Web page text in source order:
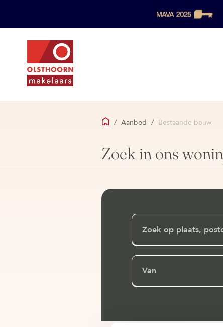
/ Aanbod / Bestaande bouw
Zoek in ons
Van